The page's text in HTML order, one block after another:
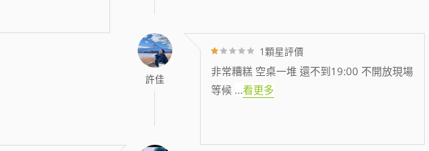
許佳
1顆星評價
非常糟糕 空桌一堆 還不到19:00 不開放現場
等候 ...看更多